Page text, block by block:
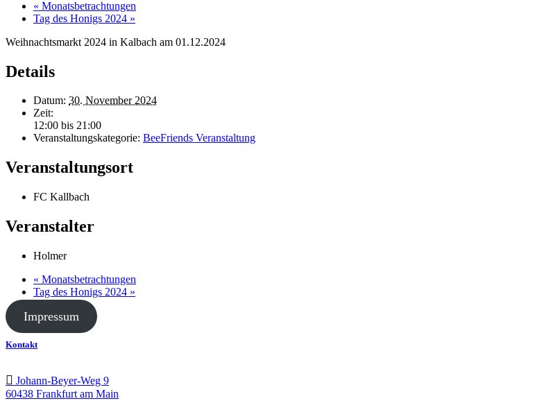
« Monatsbetrachtungen
Tag des Honigs 2024 »
Weihnachtsmarkt 2024 in Kalbach am 01.12.2024
Details
Datum: 30. November 2024
Zeit:
12:00 bis 21:00
Veranstaltungskategorie: BeeFriends Veranstaltung
Veranstaltungsort
FC Kallbach
Veranstalter
Holmer
« Monatsbetrachtungen
Tag des Honigs 2024 »
Impressum
Kontakt
Johann-Beyer-Weg 9
60438 Frankfurt am Main